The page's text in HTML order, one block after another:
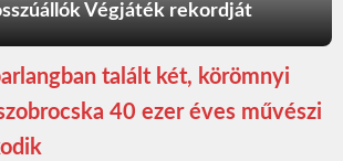
Végjáték rekordját
talált két, körömnyi
40 ezer éves művészi